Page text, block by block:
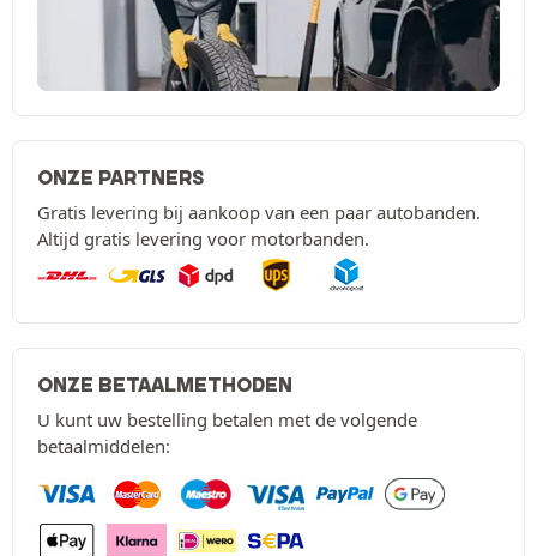
ONZE PARTNERS
Gratis levering bij aankoop van een paar autobanden.
Altijd gratis levering voor motorbanden.
ONZE BETAALMETHODEN
U kunt uw bestelling betalen met de volgende
betaalmiddelen: